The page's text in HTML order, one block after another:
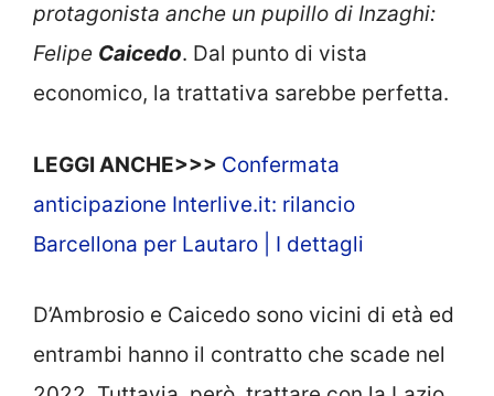
protagonista anche un pupillo di Inzaghi:
Felipe Caicedo. Dal punto di vista
economico, la trattativa sarebbe perfetta.
LEGGI ANCHE>>> Confermata
anticipazione Interlive.it: rilancio
Barcellona per Lautaro | I dettagli
D’Ambrosio e Caicedo sono vicini di età ed
entrambi hanno il contratto che scade nel